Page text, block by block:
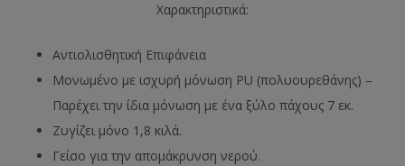
Χαρακτηριστικά:
Αντιολισθητική Επιφάνεια
Μονωμένο με ισχυρή μόνωση PU (πολυουρεθάνης) –
Παρέχει την ίδια μόνωση με ένα ξύλο πάχους 7 εκ.
Ζυγίζει μόνο 1,8 κιλά.
Γείσο για την απομάκρυνση νερού.